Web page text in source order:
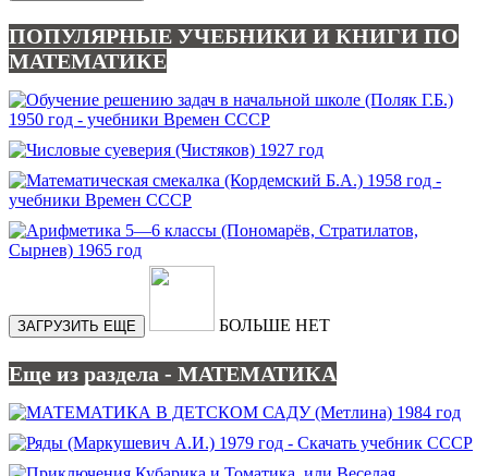
ПОПУЛЯРНЫЕ УЧЕБНИКИ И КНИГИ ПО
МАТЕМАТИКЕ
ЗАГРУЗИТЬ ЕЩЕ БОЛЬШЕ НЕТ
Еще из раздела - МАТЕМАТИКА